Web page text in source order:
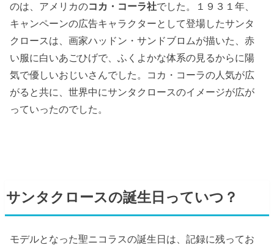
のは、アメリカのコカ・コーラ社でした。１９３１年、
キャンペーンの広告キャラクターとして登場したサンタ
クロースは、画家ハッドン・サンドブロムが描いた、赤
い服に白いあごひげで、ふくよかな体系の見るからに陽
気で優しいおじいさんでした。コカ・コーラの人気が広
がると共に、世界中にサンタクロースのイメージが広が
っていったのでした。
サンタクロースの誕生日っていつ？
モデルとなった聖ニコラスの誕生日は、記録に残ってお